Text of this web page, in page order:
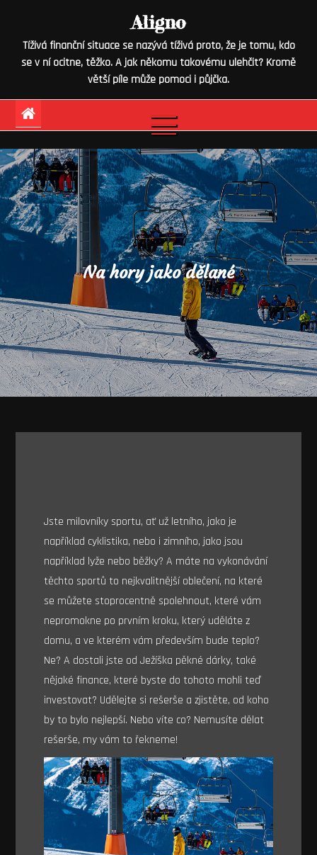
content
Aligno
Tíživá finanční situace se nazývá tíživá proto, že je tomu, kdo
se v ní ocitne, těžko. A jak někomu takovému ulehčit? Kromě
větší píle může pomoci i půjčka.
Na hory jako dělané
Jste milovníky sportu, ať už letního, jako je
například cyklistika, nebo i zimního, jako jsou
například lyže nebo běžky? A máte na vykonávání
těchto sportů to nejkvalitnější oblečení, na které
se můžete stoprocentně spolehnout, které vám
nepromokne po prvním kroku, který uděláte z
domu, a ve kterém vám především bude teplo?
Ne? A dostali jste od Ježíška pěkné dárky, také
nějaké finance, které byste do tohoto mohli teď
investovat? Udělejte si rešerše a zjistěte, od koho
by to bylo nejlepší. Nebo víte co? Nemusíte dělat
rešerše, my vám to řekneme!